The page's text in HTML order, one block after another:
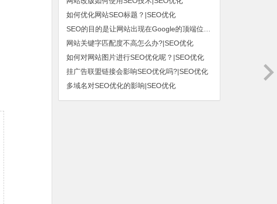
如何优化网站SEO标题？|SEO优化
网站关键字匹配度不高怎么办?|SEO优化
如何对网站图片进行SEO优化呢？|SEO优化
挂广告联盟链接会影响SEO优化吗?|SEO优化
多域名对SEO优化的影响|SEO优化